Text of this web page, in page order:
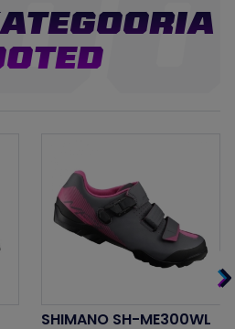
SHIMANO SH-ME300WL